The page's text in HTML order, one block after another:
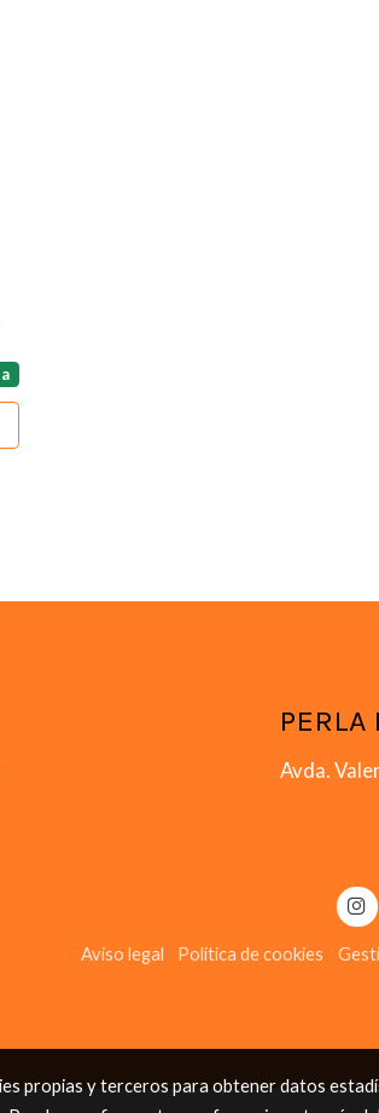
PERLA
Avda.
Aviso legal Política de cookies
propias y terceros para obtener datos